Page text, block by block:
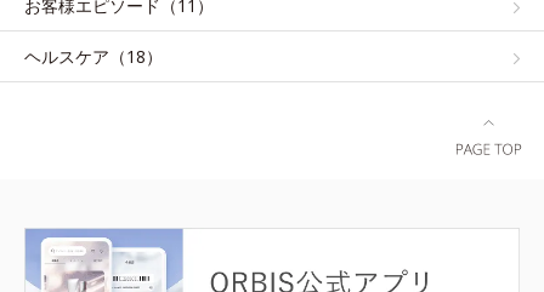
お客様エピソード（11）
ヘルスケア（18）